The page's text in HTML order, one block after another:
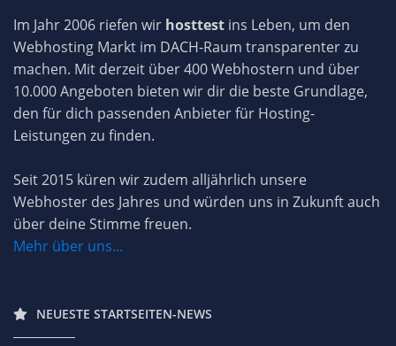
Im Jahr 2006 riefen wir hosttest ins Leben, um den
Webhosting Markt im DACH-Raum transparenter zu
machen. Mit derzeit über 400 Webhostern und über
10.000 Angeboten bieten wir dir die beste Grundlage,
den für dich passenden Anbieter für Hosting-
Leistungen zu finden.
Seit 2015 küren wir zudem alljährlich unsere
Webhoster des Jahres und würden uns in Zukunft auch
über deine Stimme freuen.
Mehr über uns...
NEUESTE STARTSEITEN-NEWS